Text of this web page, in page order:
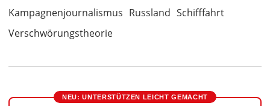
Kampagnenjournalismus Russland Schifffahrt
Verschwörungstheorie
NEU: UNTERSTÜTZEN LEICHT GEMACHT